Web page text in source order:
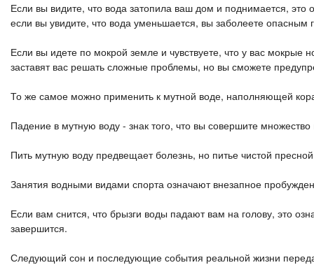
Если вы видите, что вода затопила ваш дом и поднимается, это
если вы увидите, что вода уменьшается, вы заболеете опасным
Если вы идете по мокрой земле и чувствуете, что у вас
заставят вас решать сложные проблемы, но вы сможете
То же самое можно применить к мутной воде, наполняющей
Падение в мутную воду - знак того, что вы совершите
Пить мутную воду предвещает болезнь, но питье чистой
Занятия водными видами спорта означают внезапное
Если вам снится, что брызги воды падают вам на голову, это
завершится.
Следующий сон и последующие события реальной жизни